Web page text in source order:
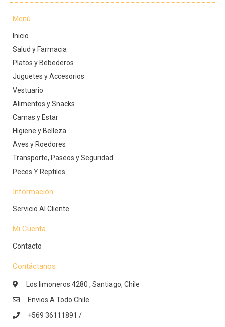
Menú
Inicio
Salud y Farmacia
Platos y Bebederos
Juguetes y Accesorios
Vestuario
Alimentos y Snacks
Camas y Estar
Higiene y Belleza
Aves y Roedores
Transporte, Paseos y Seguridad
Peces Y Reptiles
Información
Servicio Al Cliente
Mi Cuenta
Contacto
Contáctanos
Los limoneros 4280 , Santiago, Chile
Envios A Todo Chile
+569 36111891 /